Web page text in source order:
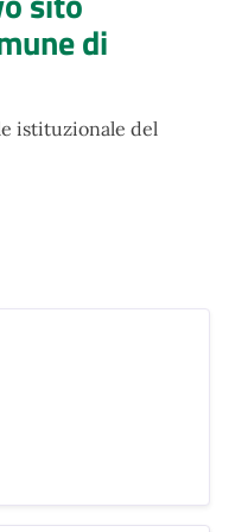
di
istituzionale del